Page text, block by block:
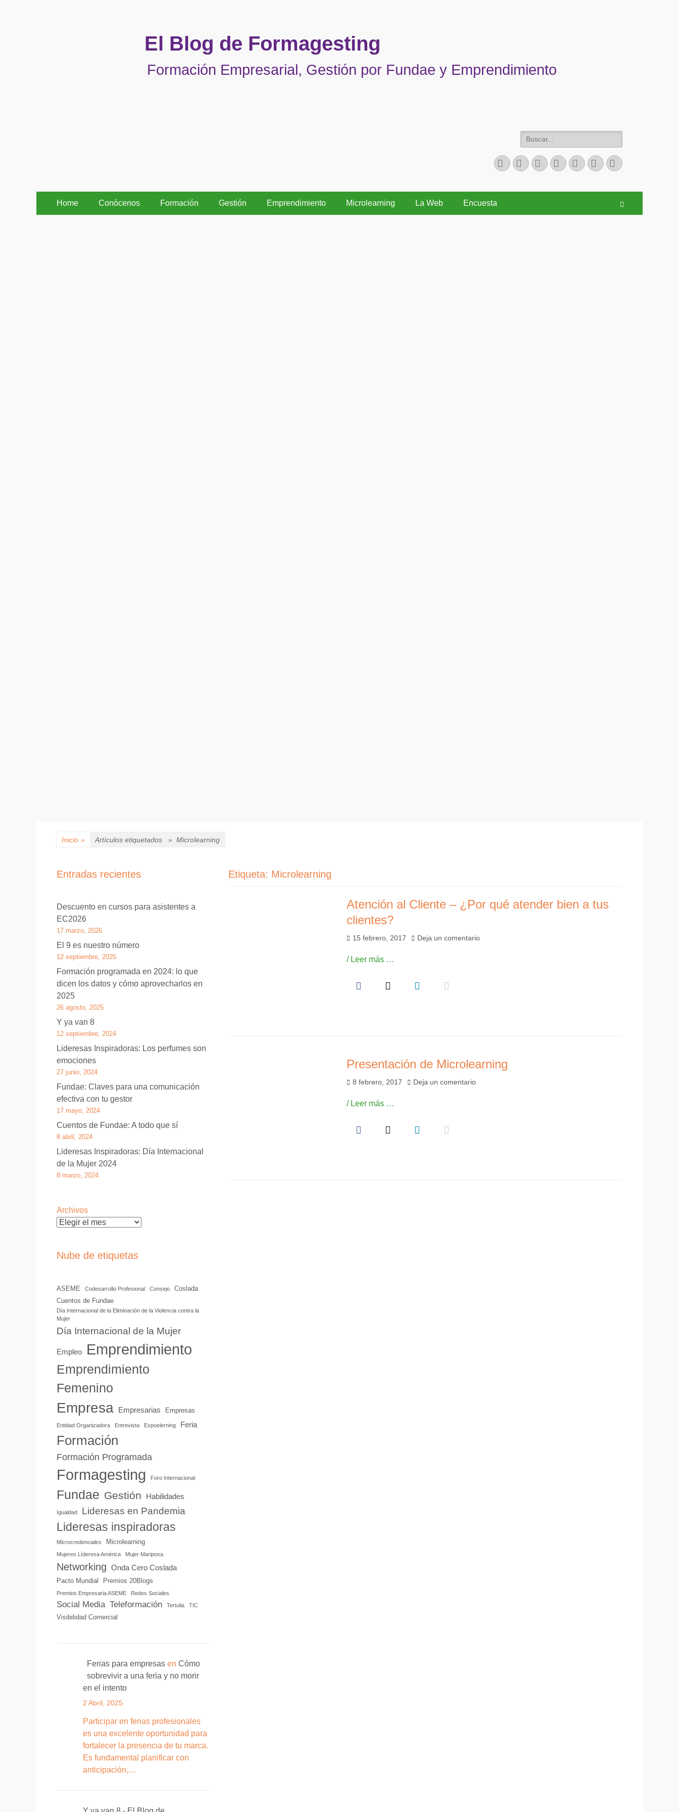
El Blog de Formagesting
Formación Empresarial, Gestión por Fundae y Emprendimiento
Facebook
TwitterCorreo
electrónico
LinkedInYouTubeInstagramTeléfono
Menú
principal
Home Conócenos Formación Gestión Emprendimiento Microlearning La Web Encuesta
Inicio » Artículos etiquetados » Microlearning
Etiqueta: Microlearning
Atención al Cliente – ¿Por qué atender bien a tus
clientes?
Publicado
15 febrero, 2017 Deja un comentario
/ Leer más …
Presentación de Microlearning
Publicado
8 febrero, 2017 Deja un comentario
/ Leer más …
Entradas recientes
Descuento en cursos para asistentes a
EC2026
17 marzo, 2026
El 9 es nuestro número
12 septiembre, 2025
Formación programada en 2024: lo que
dicen los datos y cómo aprovecharlos en
2025
26 agosto, 2025
Y ya van 8
12 septiembre, 2024
Lideresas Inspiradoras: Los perfumes son
emociones
27 junio, 2024
Fundae: Claves para una comunicación
efectiva con tu gestor
17 mayo, 2024
Cuentos de Fundae: A todo que sí
8 abril, 2024
Lideresas Inspiradoras: Día Internacional
de la Mujer 2024
8 marzo, 2024
Archivos
Nube de etiquetas
ASEME Codesarrollo Profesional Consejo
Coslada
Cuentos de Fundae
Día Internacional de la Eliminación de la Violencia contra la
Mujer
Día Internacional de la Mujer
Empleo Emprendimiento
Emprendimiento
Femenino
Empresa Empresarias Empresas
Entidad Organizadora Entrevista Expoelerning Feria
Formación
Formación Programada
Formagesting Foro Internacional
Fundae Gestión Habilidades
Igualdad Lideresas en Pandemia
Lideresas inspiradoras
Microcredenciales Microlearning
Mujeres Líderesa América Mujer Mariposa
Networking Onda Cero Coslada
Pacto Mundial Premios 20Blogs
Premios Empresaria ASEME Redes Sociales
Social Media Teleformación Tertulia TIC
Visibilidad Comercial
Ferias para empresas en Cómo
sobrevivir a una feria y no morir
en el intento
2 Abril, 2025
Participar en ferias profesionales
es una excelente oportunidad para
fortalecer la presencia de tu marca.
Es fundamental planificar con
anticipación,…